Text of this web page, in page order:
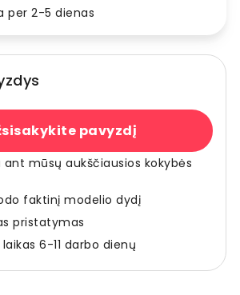
per 2-5 dienas
pavyzdį
ant mūsų aukščiausios kokybės
faktinį modelio dydį
pristatymas
6-11 darbo dienų